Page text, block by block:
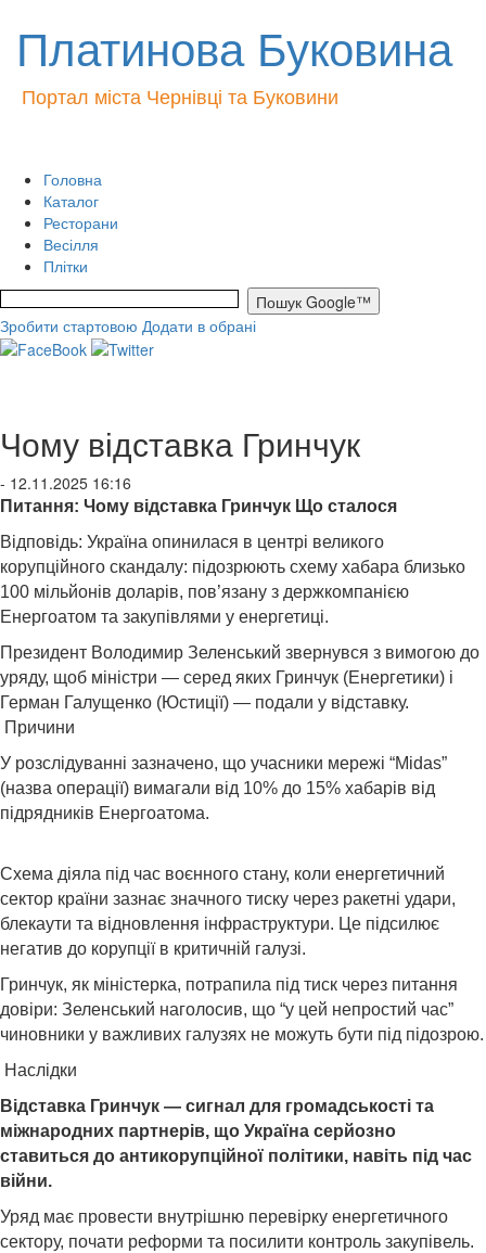
Платинова Буковина
Портал міста Чернівці та Буковини
Головна
Каталог
Ресторани
Весілля
Плітки
Зробити стартовою Додати в обрані
Чому відставка Гринчук
- 12.11.2025 16:16
Питання: Чому відставка Гринчук Що сталося
Відповідь: Україна опинилася в центрі великого
корупційного скандалу: підозрюють схему хабара близько
100 мільйонів доларів, пов’язану з держкомпанією
Енергоатом та закупівлями у енергетиці.
Президент Володимир Зеленський звернувся з вимогою до
уряду, щоб міністри — серед яких Гринчук (Енергетики) і
Герман Галущенко (Юстиції) — подали у відставку.
Причини
У розслідуванні зазначено, що учасники мережі “Midas”
(назва операції) вимагали від 10% до 15% хабарів від
підрядників Енергоатома.
Схема діяла під час воєнного стану, коли енергетичний
сектор країни зазнає значного тиску через ракетні удари,
блекаути та відновлення інфраструктури. Це підсилює
негатив до корупції в критичній галузі.
Гринчук, як міністерка, потрапила під тиск через питання
довіри: Зеленський наголосив, що “у цей непростий час”
чиновники у важливих галузях не можуть бути під підозрою.
Наслідки
Відставка Гринчук — сигнал для громадськості та
міжнародних партнерів, що Україна серйозно
ставиться до антикорупційної політики, навіть під час
війни.
Уряд має провести внутрішню перевірку енергетичного
сектору, почати реформи та посилити контроль закупівель.